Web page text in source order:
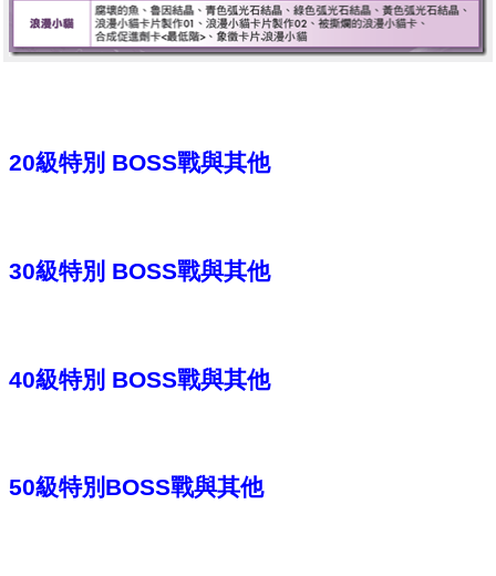
20級特別 BOSS戰與其他
30級特別 BOSS戰與其他
40級特別 BOSS戰與其他
50級特別BOSS戰與其他